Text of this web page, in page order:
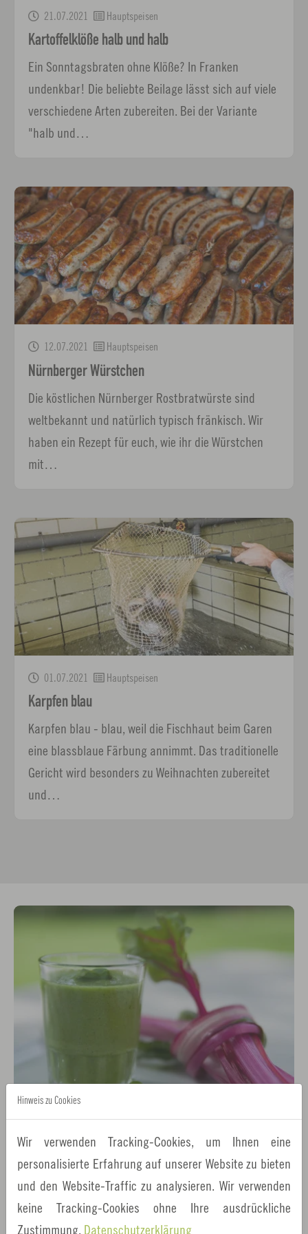
21.07.2021 Hauptspeisen
Kartoffelklöße halb und halb
Ein Sonntagsbraten ohne Klöße? In Franken
undenkbar! Die beliebte Beilage lässt sich auf viele
verschiedene Arten zubereiten. Bei der Variante
"halb und…
12.07.2021 Hauptspeisen
Nürnberger Würstchen
Die köstlichen Nürnberger Rostbratwürste sind
weltbekannt und natürlich typisch fränkisch. Wir
haben ein Rezept für euch, wie ihr die Würstchen
mit…
01.07.2021 Hauptspeisen
Karpfen blau
Karpfen blau - blau, weil die Fischhaut beim Garen
eine blassblaue Färbung annimmt. Das traditionelle
Gericht wird besonders zu Weihnachten zubereitet
und…
Heimische Wildkräuter aus der Metropolregion Nürnberg
Regional kochen
Hinweis zu Cookies
Wir verwenden Tracking-Cookies, um Ihnen eine
personalisierte Erfahrung auf unserer Website zu bieten
und den Website-Traffic zu analysieren. Wir verwenden
keine Tracking-Cookies ohne Ihre ausdrückliche
Zustimmung. Datenschutzerklärung